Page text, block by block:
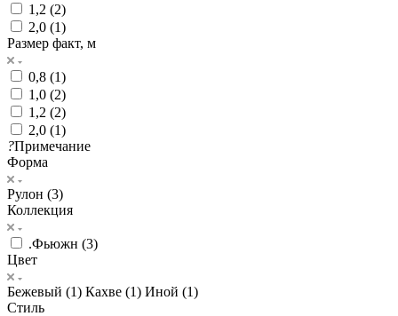
1,2 (2)
2,0 (1)
Размер факт, м
0,8 (1)
1,0 (2)
1,2 (2)
2,0 (1)
?Примечание
Форма
Рулон (3)
Коллекция
.Фьюжн (3)
Цвет
Бежевый (1) Кахве (1) Иной (1)
Стиль